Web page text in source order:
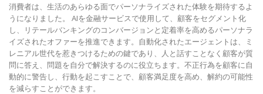
消費者は、生活のあらゆる面でパーソナライズされた体験を期待するよ
うになりました。 AIを金融サービスで使用して、顧客をセグメント化
し、リテールバンキングのコンバージョンと定着​​率を高めるパーソナラ
イズされたオファーを推進できます。自動化されたエージェントは、ミ
レニアル世代を惹きつけるための鍵であり、人と話すことなく顧客が質
問に答え、問題を自分で解決するのに役立ちます。不正行為を顧客に自
動的に警告し、行動を起こすことで、顧客満足度を高め、解約の可能性
を減らすことができます。